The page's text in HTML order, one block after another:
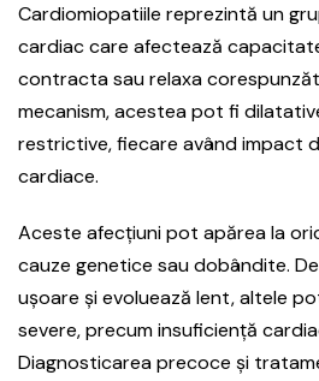
Cardiomiopatiile reprezintă un
cardiac care afectează
contracta sau relaxa
mecanism, acestea pot fi
restrictive, fiecare având impact
cardiace.
Aceste afecțiuni pot apărea la
cauze genetice sau dobândite.
ușoare și evoluează lent, altele
severe, precum insuficiență
Diagnosticarea precoce și